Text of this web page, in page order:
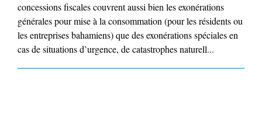
concessions fiscales couvrent aussi bien les exonérations
générales pour mise à la consommation (pour les résidents ou
les entreprises bahamiens) que des exonérations spéciales en
cas de situations d’urgence, de catastrophes naturell...